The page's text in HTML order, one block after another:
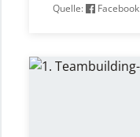
Quelle: Facebook